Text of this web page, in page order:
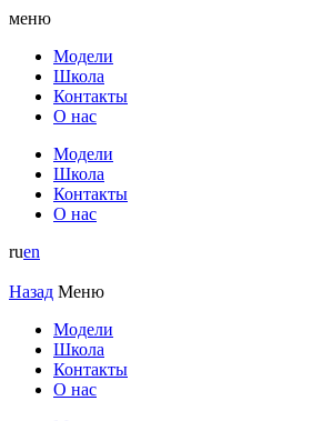
меню
Модели
Школа
Контакты
О нас
Модели
Школа
Контакты
О нас
ruen
Назад Меню
Модели
Школа
Контакты
О нас